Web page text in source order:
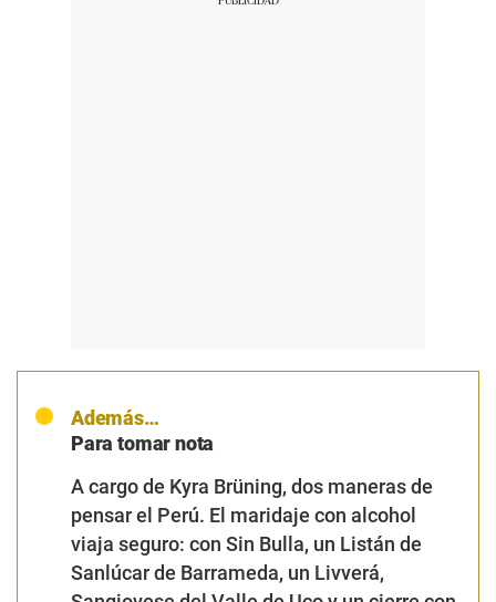
Además…
Para tomar nota
A cargo de Kyra Brüning, dos maneras de
pensar el Perú. El maridaje con alcohol
viaja seguro: con Sin Bulla, un Listán de
Sanlúcar de Barrameda, un Livverá,